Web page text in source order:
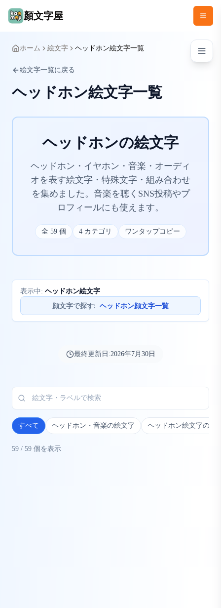
顏文字屋
ホーム 絵文字 ヘッドホン絵文字一覧
絵文字一覧に戻る
ヘッドホン絵文字一覧
ヘッドホンの絵文字
ヘッドホン・イヤホン・音楽・オーディ
オを表す絵文字・特殊文字・組み合わせ
を集めました。音楽を聴くSNS投稿やプ
ロフィールにも使えます。
全 59個 4カテゴリ ワンタップコピー
表示中: ヘッドホン絵文字
顔文字で探す: ヘッドホン顔文字一覧
最終更新日:2026年7月30日
すべて ヘッドホン・音楽の絵文字 ヘッドホン絵文字の組
59 / 59 個を表示